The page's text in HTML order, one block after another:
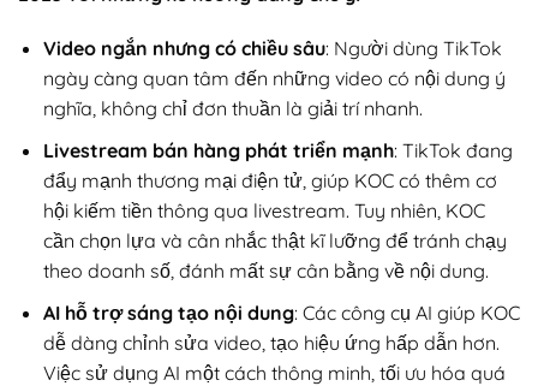
Video ngắn nhưng có chiều sâu: Người dùng TikTok
ngày càng quan tâm đến những video có nội dung ý
nghĩa, không chỉ đơn thuần là giải trí nhanh.
Livestream bán hàng phát triển mạnh: TikTok đang
đẩy mạnh thương mại điện tử, giúp KOC có thêm cơ
hội kiếm tiền thông qua livestream. Tuy nhiên, KOC
cần chọn lựa và cân nhắc thật kĩ lưỡng để tránh chạy
theo doanh số, đánh mất sự cân bằng về nội dung.
AI hỗ trợ sáng tạo nội dung: Các công cụ AI giúp KOC
dễ dàng chỉnh sửa video, tạo hiệu ứng hấp dẫn hơn.
Việc sử dụng AI một cách thông minh, tối ưu hóa quá